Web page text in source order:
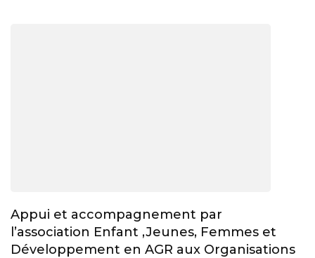
Appui et accompagnement par
l’association Enfant ,Jeunes, Femmes et
Développement en AGR aux Organisations